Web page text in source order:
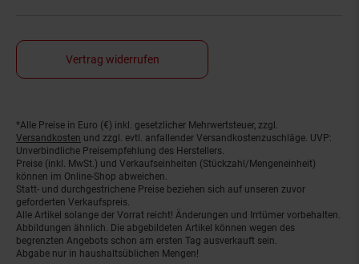
Vertrag widerrufen
Fußnoten
*Alle Preise in Euro (€) inkl. gesetzlicher Mehrwertsteuer, zzgl.
Versandkosten und zzgl. evtl. anfallender Versandkostenzuschläge. UVP:
Unverbindliche Preisempfehlung des Herstellers.
Preise (inkl. MwSt.) und Verkaufseinheiten (Stückzahl/Mengeneinheit)
können im Online-Shop abweichen.
Statt- und durchgestrichene Preise beziehen sich auf unseren zuvor
geforderten Verkaufspreis.
Alle Artikel solange der Vorrat reicht! Änderungen und Irrtümer vorbehalten.
Abbildungen ähnlich. Die abgebildeten Artikel können wegen des
begrenzten Angebots schon am ersten Tag ausverkauft sein.
Abgabe nur in haushaltsüblichen Mengen!